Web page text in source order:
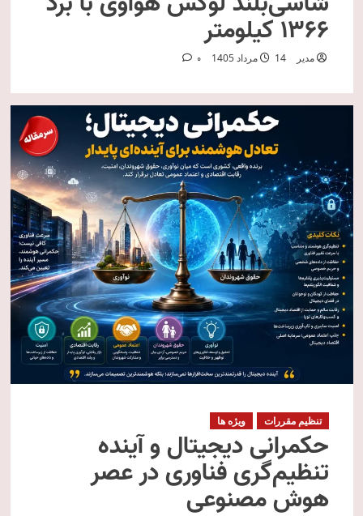
۱۳۶۶ کیلومتر
مدیر 14 مرداد 1405 0
تنظیم مقررات ویژه ها
حکمرانی دیجیتال و آینده
تنظیم‌گری فناوری در عصر
هوش مصنوعی